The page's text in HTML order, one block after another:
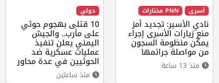
أسرى PNN مختارات
نادي الأسير: تجديد أمرَ
منع زيارات الأسرى إجراء
يمكّن منظومة السجون
من مواصلة جرائمها
منذ 13 ساعة
دولي
10 قتلى بهجوم حوثي
على مأرب.. والجيش
اليمني يعلن تنفيذ
عمليات عسكرية ضد
الحوثيين في عدة محاور
منذ ساعتين